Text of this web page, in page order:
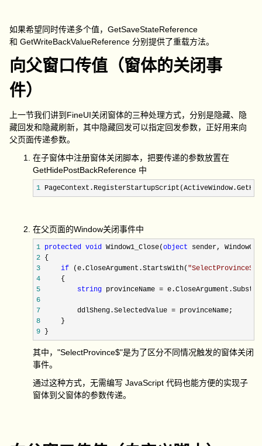
如果希望同时传递多个值，GetSaveStateReference
和 GetWriteBackValueReference 分别提供了重载方法。
向父窗口传值（窗体的关闭事
件）
上一节我们讲到FineUI关闭窗体的三种处理方式，分别是隐藏、隐
藏回发和隐藏刷新，其中隐藏回发可以指定回发参数，正好用来向
父页面传递参数。
在子窗体中注册窗体关闭脚本，把要传递的参数放置在
GetHidePostBackReference 中
1
在父页面的Window关闭事件中
1 protected void Window1_Close(object
2
3
if (e.CloseArgument.StartsWith( "SelectProvince$
4
5
string provinceName =
6
7
         ddlSheng.SelectedValue =
8
9 }
其中，"SelectProvince$"是为了区分不同情况触发的窗体关闭
事件。
通过这种方式，无需编写 JavaScript 代码也能方便的实现子
窗体到父窗体的参数传递。